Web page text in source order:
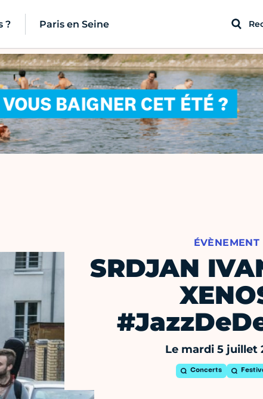
? Paris en Seine
ÉVÈNEMENT
SRDJAN
Le mardi 5 juillet
Concerts